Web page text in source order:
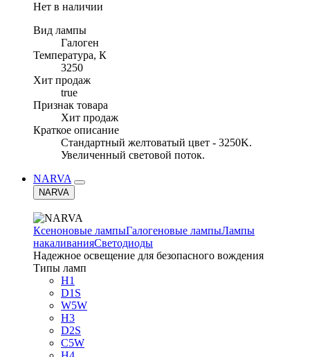
Нет в наличии
Вид лампы
Галоген
Температура, К
3250
Хит продаж
true
Признак товара
Хит продаж
Краткое описание
Стандартный желтоватый цвет - 3250K.
Увеличенный световой поток.
NARVA
NARVA
Ксеноновые лампыГалогеновые лампыЛампы
накаливанияСветодиоды
Надежное освещение для безопасного вождения
Типы ламп
H1
D1S
W5W
H3
D2S
C5W